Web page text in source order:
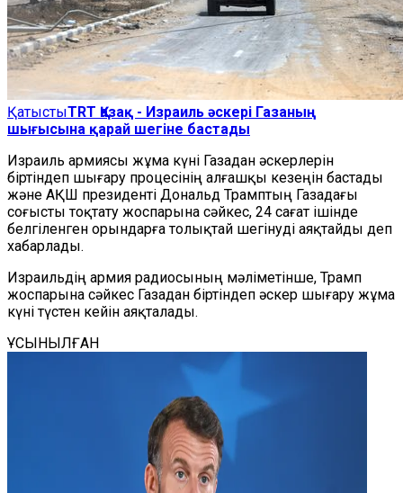
ҚатыстыTRT Қазақ - Израиль әскері Газаның
шығысына қарай шегіне бастады
Израиль армиясы жұма күні Газадан әскерлерін
біртіндеп шығару процесінің алғашқы кезеңін бастады
және АҚШ президенті Дональд Трамптың Газадағы
соғысты тоқтату жоспарына сәйкес, 24 сағат ішінде
белгіленген орындарға толықтай шегінуді аяқтайды деп
хабарлады.
Израильдің армия радиосының мәліметінше, Трамп
жоспарына сәйкес Газадан біртіндеп әскер шығару жұма
күні түстен кейін аяқталады.​​​​​​​
ҰСЫНЫЛҒАН